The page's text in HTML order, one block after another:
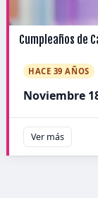
Cumpleaños de
HACE 39 AÑOS
Noviembre
Ver más